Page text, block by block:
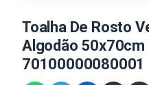
Toalha De Rosto
Algodão 50x70cm
70100000080001